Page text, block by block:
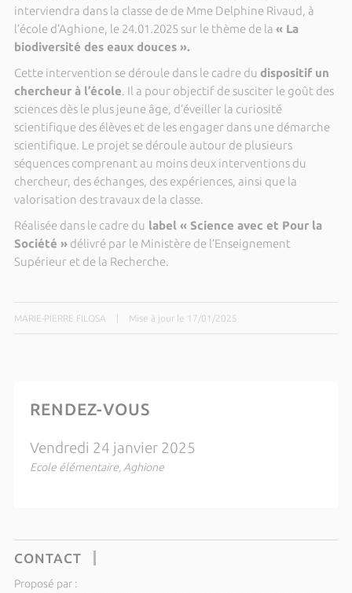
interviendra dans la classe de de Mme Delphine Rivaud, à
l’école d’Aghione, le 24.01.2025 sur le thème de la « La
biodiversité des eaux douces ».
Cette intervention se déroule dans le cadre du dispositif un
chercheur à l’école. Il a pour objectif de susciter le goût des
sciences dès le plus jeune âge, d’éveiller la curiosité
scientifique des élèves et de les engager dans une démarche
scientifique. Le projet se déroule autour de plusieurs
séquences comprenant au moins deux interventions du
chercheur, des échanges, des expériences, ainsi que la
valorisation des travaux de la classe.
Réalisée dans le cadre du label « Science avec et Pour la
Société »délivré par le Ministère de l’Enseignement
Supérieur et de la Recherche.
MARIE-PIERRE FILOSA Mise à jour le 17/01/2025
RENDEZ-VOUS
Vendredi 24 janvier 2025
Ecole élémentaire, Aghione
CONTACT
Proposé par :